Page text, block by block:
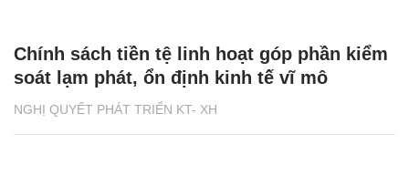
NGHỊ QUYẾT PHÁT TRIỂN KT- XH
Chính sách tiền tệ linh hoạt góp phần kiểm
soát lạm phát, ổn định kinh tế vĩ mô